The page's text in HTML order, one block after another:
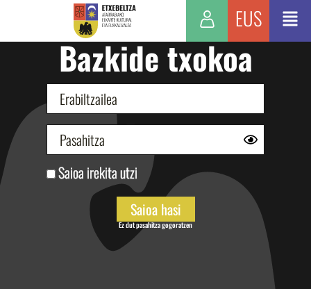
EUS
Bazkide txokoa
Saioa irekita utzi
Ez dut pasahitza gogoratzen